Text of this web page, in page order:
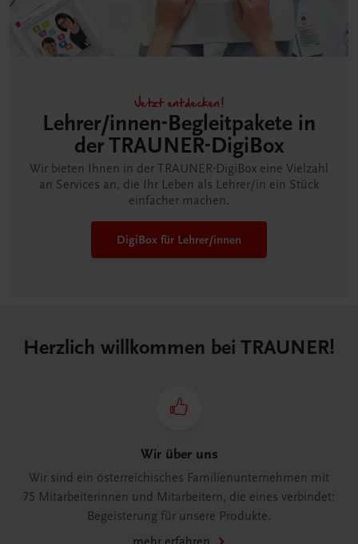
Jetzt entdecken!
Lehrer/innen-Begleitpakete in
der TRAUNER-DigiBox
Wir bieten Ihnen in der TRAUNER-DigiBox eine Vielzahl
an Services an, die Ihr Leben als Lehrer/in ein Stück
einfacher machen.
DigiBox für Lehrer/innen
Herzlich willkommen bei TRAUNER!
Wir über uns
Wir sind ein österreichisches Familienunternehmen mit
75 Mitarbeiterinnen und Mitarbeitern, die eines verbindet:
Begeisterung für unsere Produkte.